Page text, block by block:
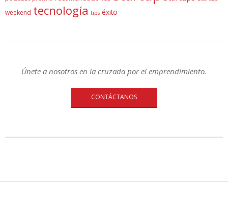
weekend tecnología tips éxito
Únete a nosotros en la cruzada por el emprendimiento.
CONTÁCTANOS